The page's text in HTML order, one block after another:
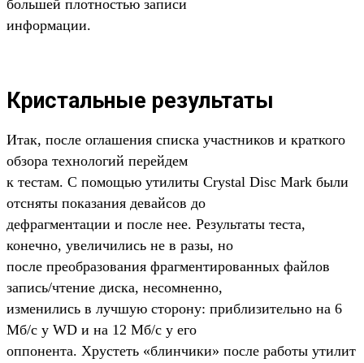
большей плотностью записи
информации.
Кристальные результаты
Итак, после оглашения списка участников и краткого
обзора технологий перейдем
к тестам. С помощью утилиты Crystal Disc Mark были
отсняты показания девайсов до
дефрагментации и после нее. Результаты теста,
конечно, увеличились не в разы, но
после преобразования фрагментированных файлов
запись/чтение диска, несомненно,
изменились в лучшую сторону: приблизительно на 6
Мб/с у WD и на 12 Мб/с у его
оппонента. Хрустеть «блинчики» после работы утилит